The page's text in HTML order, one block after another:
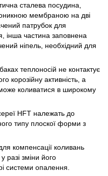
сталева посудина,
мембраною на дві
патрубок для
інша частина заповнена
ніпель, необхідний для
теплоносій не контактує
корозійну активність, а
коливатися в широкому
HFT належать до
типу плоскої форми з
компенсації коливань
разі зміни його
системи опалення.